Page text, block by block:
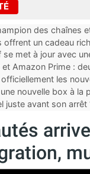
des chaînes
offrent un cadeau
se met à jour avec
...
Amazon Prime :
les
cadeaux
nouvelle box à la
juste avant son